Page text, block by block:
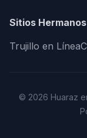
Sitios Hermanos
Trujillo en Línea
© 2026 Huaraz